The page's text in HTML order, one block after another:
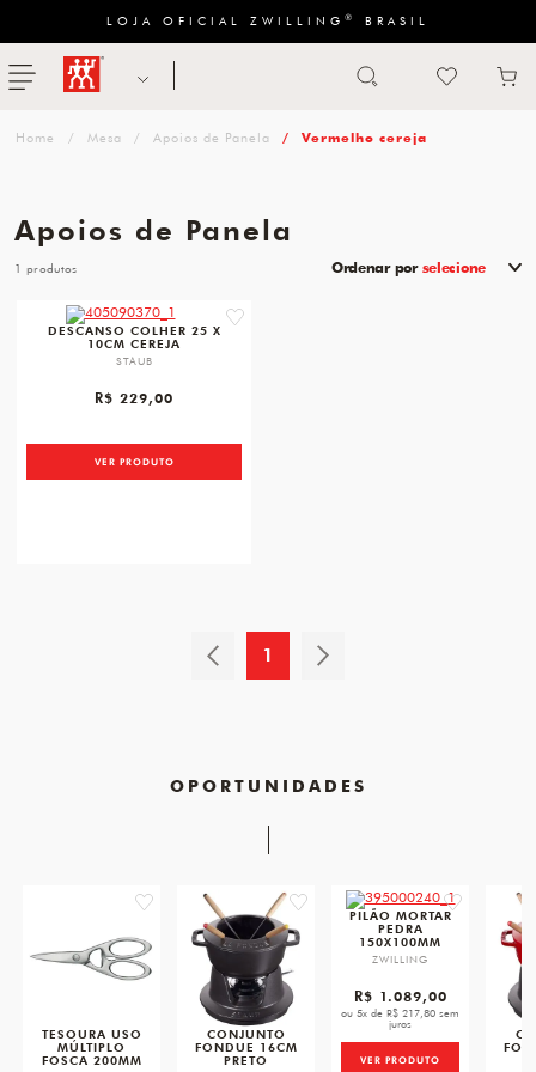
LOJA OFICIAL ZWILLING ® BRASIL
menu ZWILLING
Mesa Apoios de Panela Vermelho cereja
Apoios de Panela
Ordenar por selecione
1
favorite
DESCANSO COLHER 25 X
10CM CEREJA
STAUB
R$ 229,00
VER PRODUTO
1
OPORTUNIDADES
favorite
TESOURA USO
MÚLTIPLO
FOSCA 200MM
favorite
CONJUNTO
FONDUE 16CM
PRETO
favorite
PILÃO MORTAR
PEDRA
150X100MM
ZWILLING
R$ 1.089,00
ou 5x de R$ 217,80 sem
juros
VER PRODUTO